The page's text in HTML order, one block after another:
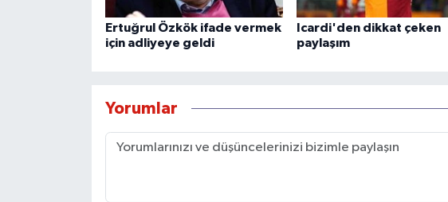
Ertuğrul Özkök ifade vermek
için adliyeye geldi
Icardi'den dikkat çeken
paylaşım
Yorumlar